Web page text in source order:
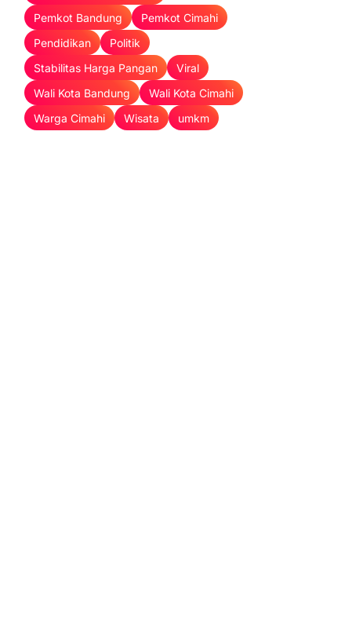
Pemkot Bandung
Pemkot Cimahi
Pendidikan
Politik
Stabilitas Harga Pangan
Viral
Wali Kota Bandung
Wali Kota Cimahi
Warga Cimahi
Wisata umkm